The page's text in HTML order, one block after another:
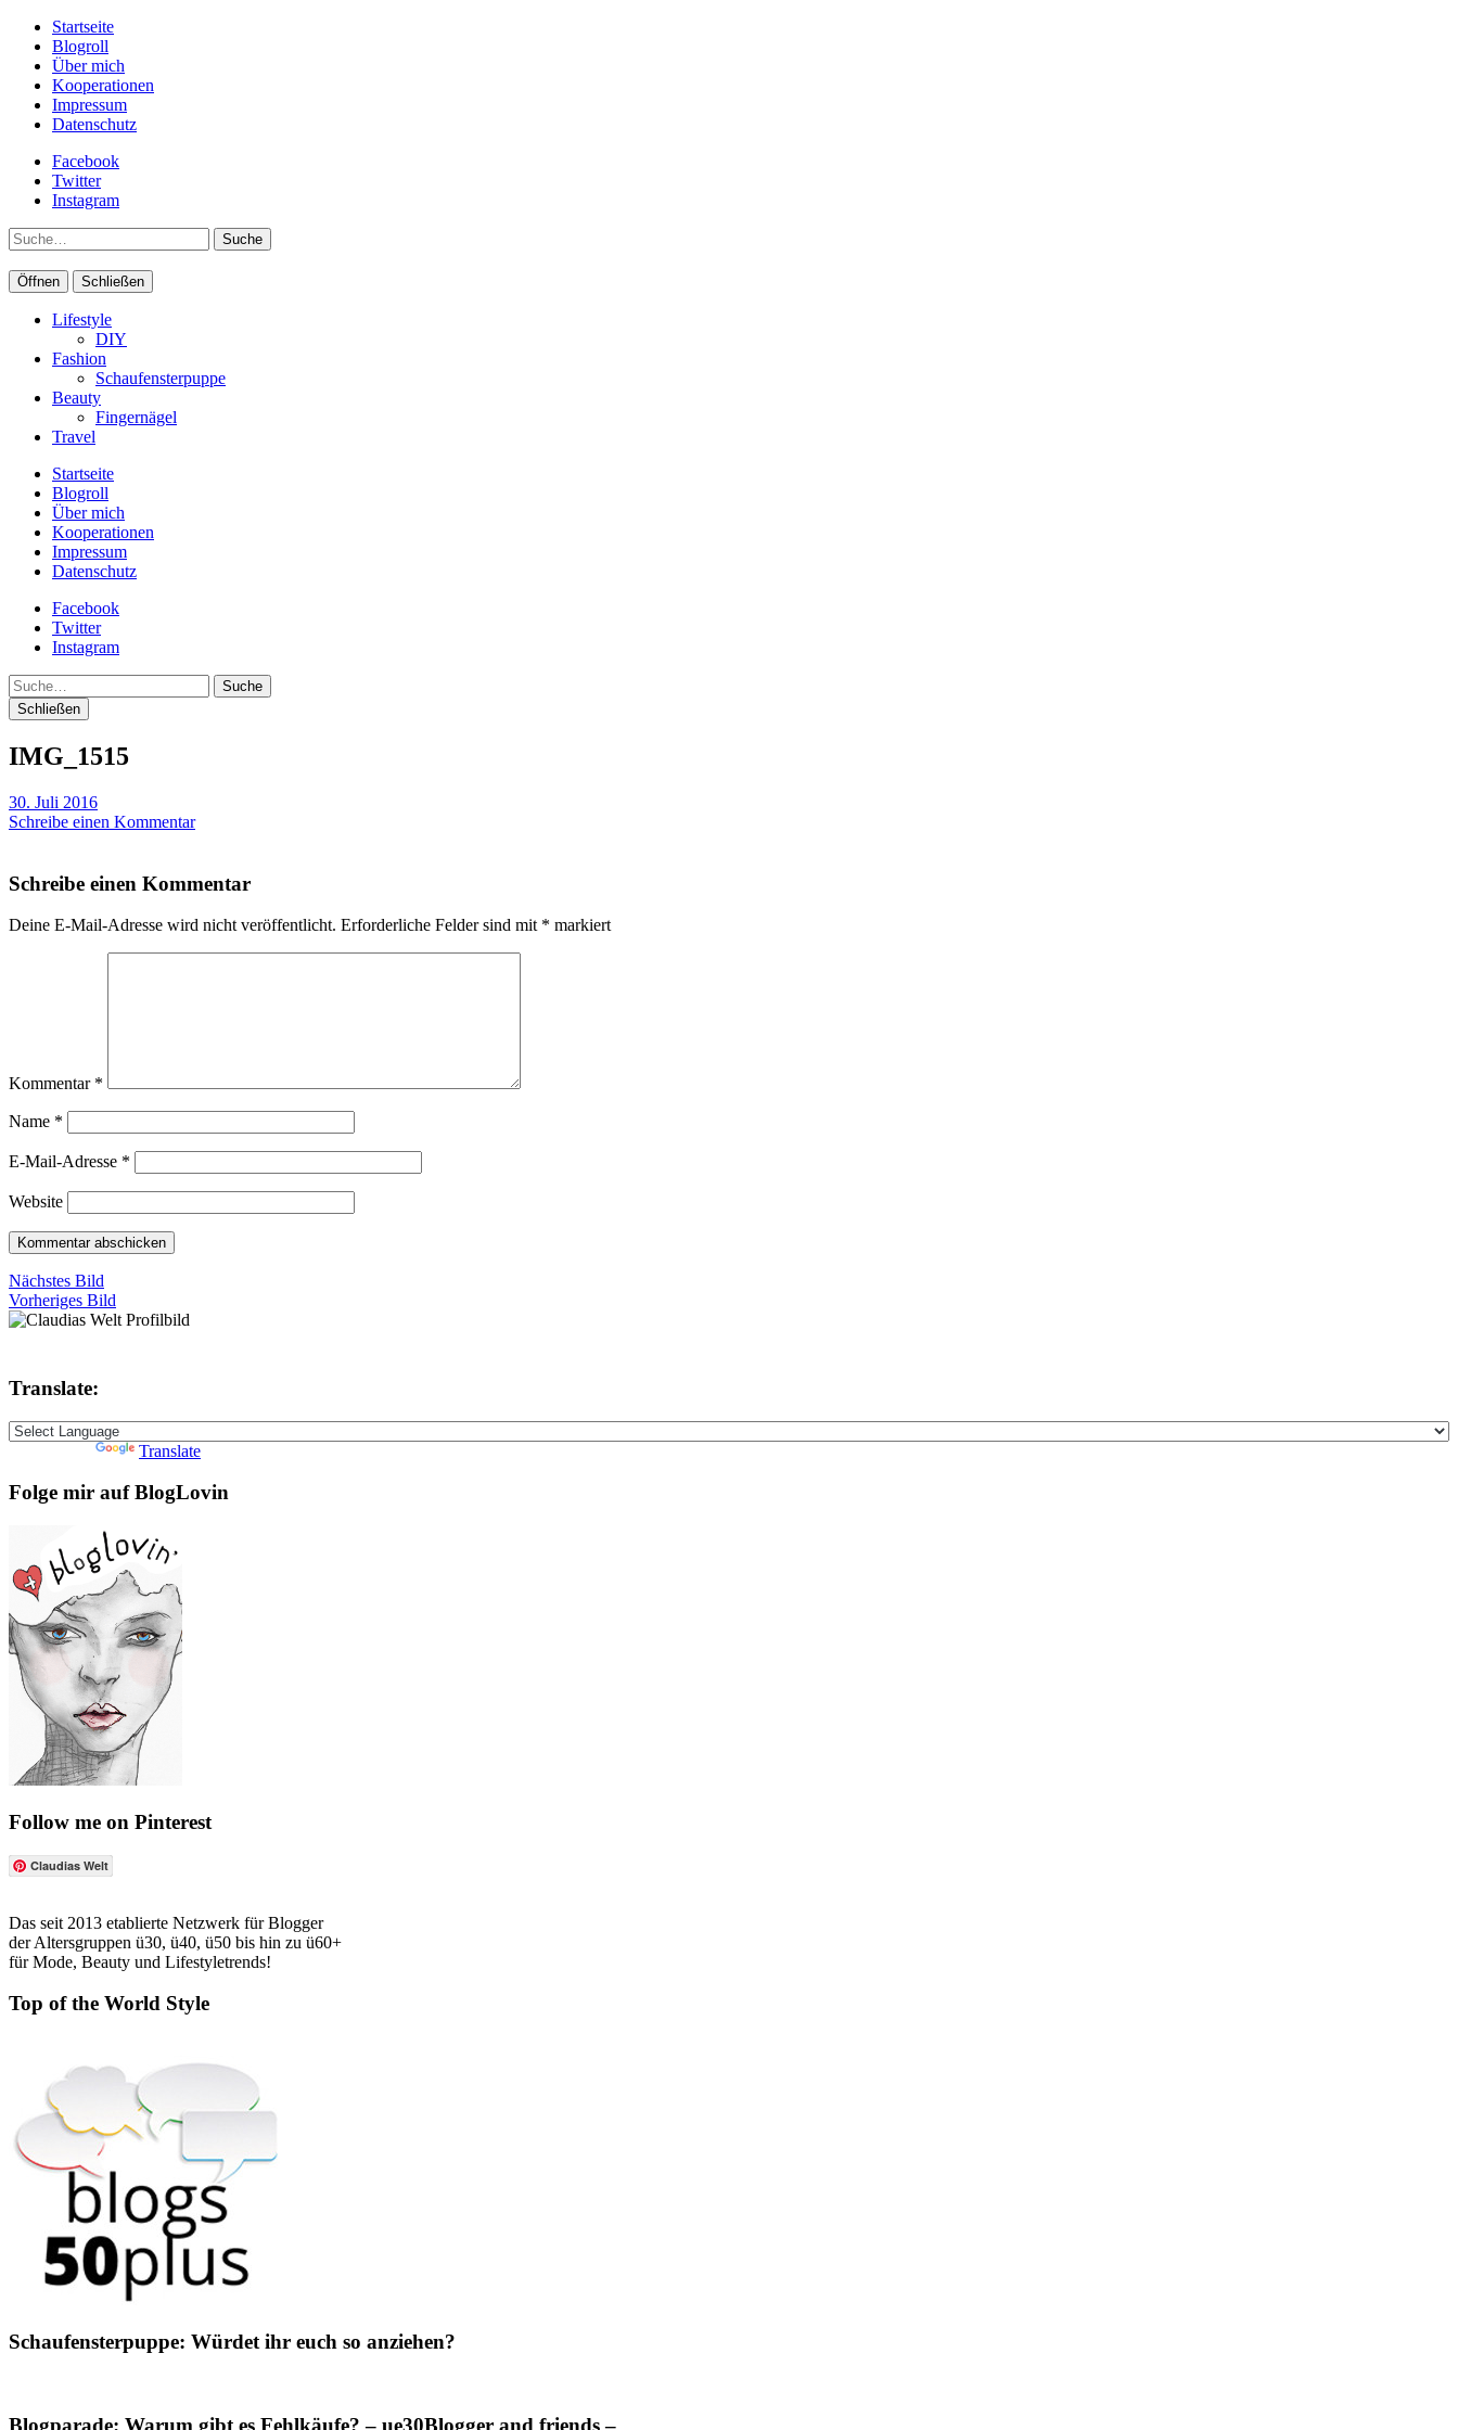
Startseite
Blogroll
Über mich
Kooperationen
Impressum
Datenschutz
Facebook
Twitter
Instagram
Suche
Öffnen Schließen
Lifestyle
DIY
Fashion
Schaufensterpuppe
Beauty
Fingernägel
Travel
Startseite
Blogroll
Über mich
Kooperationen
Impressum
Datenschutz
Facebook
Twitter
Instagram
Suche
Schließen
IMG_1515
30. Juli 2016
Schreibe einen Kommentar
Schreibe einen Kommentar
Deine E-Mail-Adresse wird nicht veröffentlicht. Erforderliche Felder sind mit * markiert
Kommentar *
Name *
E-Mail-Adresse *
Website
Nächstes Bild
Vorheriges Bild
Translate:
Translate
Folge mir auf BlogLovin
Follow me on Pinterest
Claudias Welt
Das seit 2013 etablierte Netzwerk für Blogger
der Altersgruppen ü30, ü40, ü50 bis hin zu ü60+
für Mode, Beauty und Lifestyletrends!
Top of the World Style
Schaufensterpuppe: Würdet ihr euch so anziehen?
Blogparade: Warum gibt es Fehlkäufe? – ue30Blogger and friends –